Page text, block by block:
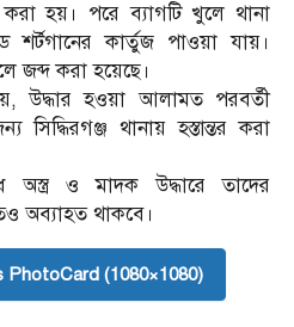
করা হয়। পরে ব্যাগটি খুলে থানা
কার্তুজ পাওয়া যায়।
জব্দ করা হয়েছে।
উদ্ধার হওয়া আলামত পরবর্তী
সিদ্ধিরগঞ্জ থানায় হস্তান্তর করা
অস্ত্র ও মাদক উদ্ধারে তাদের
অব্যাহত থাকবে।
PhotoCard (1080×1080)